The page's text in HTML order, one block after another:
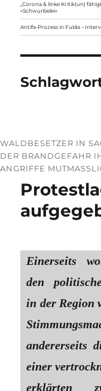
„Corona & linke Kritik(un)
»Schwurbelei«
Antifa-Prozess in Fulda –
WALDBESETZER IN
DER BRANDGEFAHR
ANGRIFFE
Einerseits
den
in der Region
andererseits
einer
erklärten